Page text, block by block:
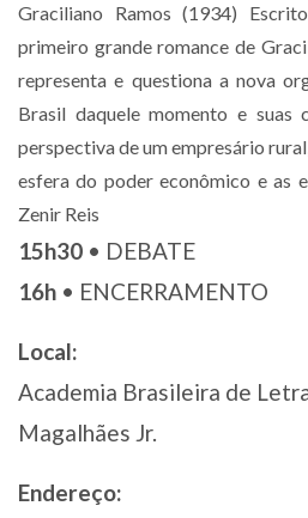
Graciliano Ramos (1934)
primeiro grande romance de
representa e questiona a nova
Brasil daquele momento e suas
perspectiva de um empresário
esfera do poder econômico e as
Zenir Reis
15h30 • DEBATE
16h • ENCERRAMENTO
Local:
Academia Brasileira de
Magalhães Jr.
Endereço: